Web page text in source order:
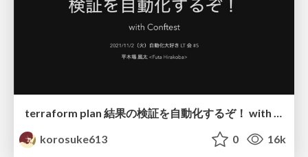
terraform plan 結果の検証を自動化するぞ！ with Conftest / Testing terraform plan with Conftest
korosuke613
0 16k